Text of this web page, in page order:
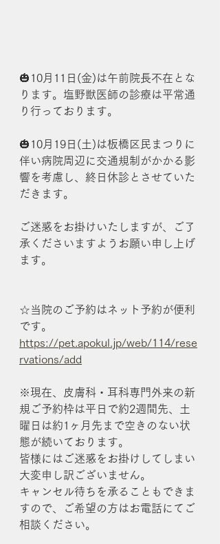
🎃10月11日(金)は午前院長不在とな
ります。塩野獣医師の診療は平常通
り行っております。
🎃10月19日(土)は板橋区民まつりに
伴い病院周辺に交通規制がかかる影
響を考慮し、終日休診とさせていた
だきます。
ご迷惑をお掛けいたしますが、ご了
承くださいますようお願い申し上げ
ます。
☆当院のご予約はネット予約が便利
です。
https://pet.apokul.jp/web/114/rese
rvations/add
※現在、皮膚科・耳科専門外来の新
規ご予約枠は平日で約2週間先、土
曜日は約1ヶ月先まで空きのない状
態が続いております。
皆様にはご迷惑をお掛けしてしまい
大変申し訳ございません。
キャンセル待ちを承ることもできま
すので、ご希望の方はお電話にてご
相談ください。